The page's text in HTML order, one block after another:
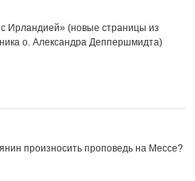
Ирландией» (новые страницы из
о. Александра Деппершмидта)
произносить проповедь на Мессе?